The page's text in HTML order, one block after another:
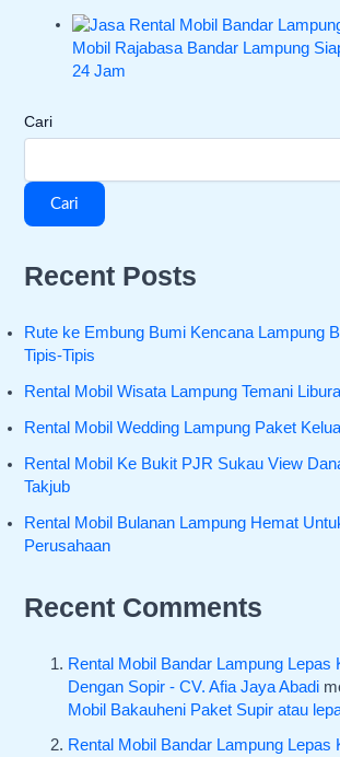
Mobil Rajabasa Bandar Lampung
24 Jam
Cari
Cari
Recent Posts
Rute ke Embung Bumi Kencana Lampung
Tipis-Tipis
Rental Mobil Wisata Lampung Temani
Rental Mobil Wedding Lampung Paket
Rental Mobil Ke Bukit PJR Sukau View
Takjub
Rental Mobil Bulanan Lampung Hemat
Perusahaan
Recent Comments
Rental Mobil Bandar Lampung Lepas
Dengan Sopir - CV. Afia Jaya Abadi
Mobil Bakauheni Paket Supir atau
Rental Mobil Bandar Lampung Lepas